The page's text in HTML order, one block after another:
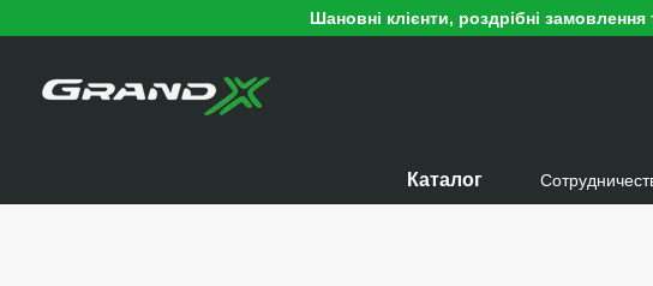
Шановні клієнти, роздрібні
Каталог